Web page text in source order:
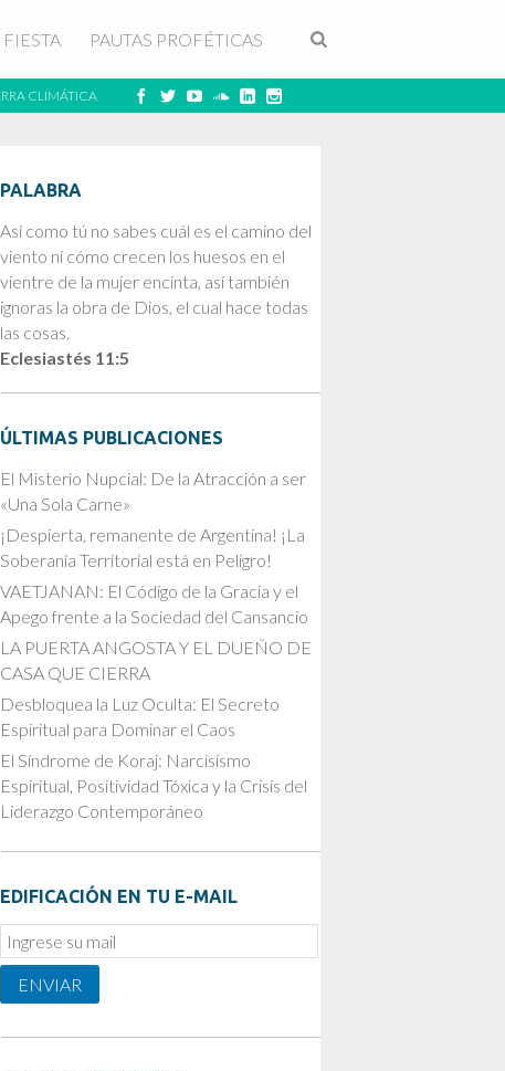
PAUTAS PROFÉTICAS
CLIMÁTICA
PALABRA
Así como tú no sabes cuál es el camino del
viento ni cómo crecen los huesos en el
vientre de la mujer encinta, así también
ignoras la obra de Dios, el cual hace todas
las cosas.
Eclesiastés 11:5
ÚLTIMAS PUBLICACIONES
El Misterio Nupcial: De la Atracción a ser
«Una Sola Carne»
¡Despierta, remanente de Argentina! ¡La
Soberanía Territorial está en Peligro!
VAETJANAN: El Código de la Gracia y el
Apego frente a la Sociedad del Cansancio
LA PUERTA ANGOSTA Y EL DUEÑO DE
CASA QUE CIERRA
Desbloquea la Luz Oculta: El Secreto
Espiritual para Dominar el Caos
El Síndrome de Koraj: Narcisismo
Espiritual, Positividad Tóxica y la Crisis del
Liderazgo Contemporáneo
EDIFICACIÓN EN TU E-MAIL
Email
Subscription
ENVIAR